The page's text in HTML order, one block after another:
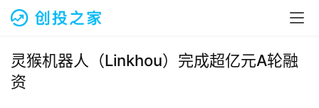
灵猴机器人（Linkhou）完成超亿元A轮融
资